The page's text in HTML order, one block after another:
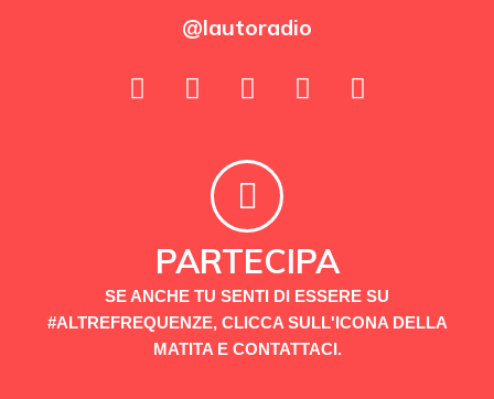
@lautoradio
PARTECIPA
SE ANCHE TU SENTI DI ESSERE SU
#ALTREFREQUENZE, CLICCA SULL'ICONA DELLA
MATITA E CONTATTACI.